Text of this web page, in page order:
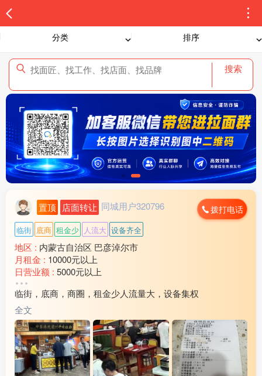
分类 排序
搜索
置顶 店面转让 同城用户320796 拨打电话
临街 底商 租金少 人流大 设备齐全
地区 : 内蒙古自治区 巴彦淖尔市
月租金 : 10000元以上
日营业额 : 5000元以上
转让费 :
水电费 :1500元以上
外卖情况 :
店面面积 :240㎡ (平米)
周边环境 :学校 小区 商超 公园 市场 其他
店内设施 :水电 燃气 电视 空调 电话 WIFI 齐全
临街，底商，商圈，租金少人流量大，设备集权
全文